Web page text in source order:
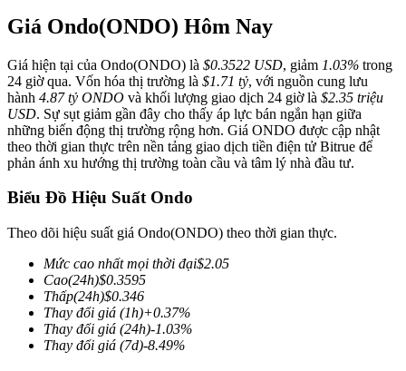
USDT Futures
COIN-M Futures
Futures sử dụng token làm tài sản thế chấp
TradFi
Giá Ondo(ONDO) Hôm Nay
Giá hiện tại của Ondo(ONDO) là $0.3522 USD, giảm 1.03% trong
24 giờ qua. Vốn hóa thị trường là $1.71 tỷ, với nguồn cung lưu
hành 4.87 tỷ ONDO và khối lượng giao dịch 24 giờ là $2.35 triệu
USD. Sự sụt giảm gần đây cho thấy áp lực bán ngắn hạn giữa
những biến động thị trường rộng hơn. Giá ONDO được cập nhật
theo thời gian thực trên nền tảng giao dịch tiền điện tử Bitrue để
phản ánh xu hướng thị trường toàn cầu và tâm lý nhà đầu tư.
Biểu Đồ Hiệu Suất Ondo
Theo dõi hiệu suất giá Ondo(ONDO) theo thời gian thực.
Mức cao nhất mọi thời đại$2.05
Cao(24h)$0.3595
Thấp(24h)$0.346
Thay đổi giá (1h)+0.37%
Thay đổi giá (24h)-1.03%
Thay đổi giá (7d)-8.49%